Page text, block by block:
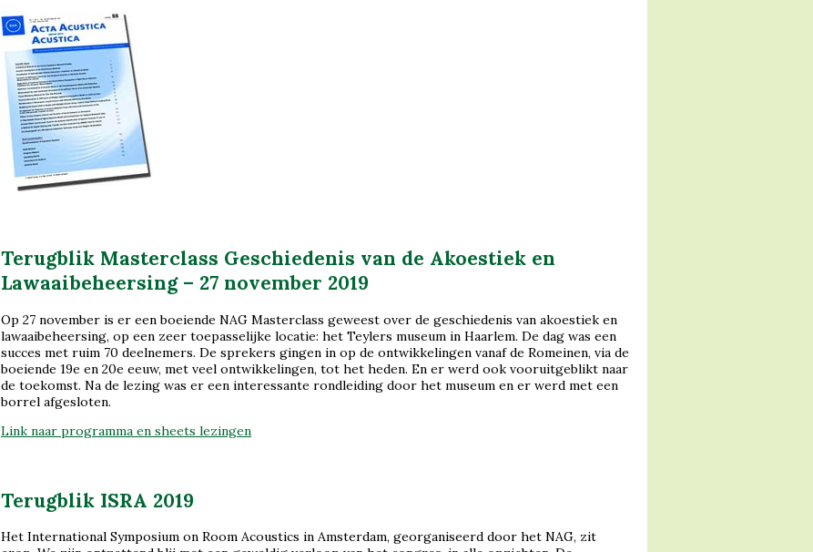
Terugblik Masterclass Geschiedenis van de Akoestiek en
Lawaaibeheersing – 27 november 2019
Op 27 november is er een boeiende NAG Masterclass geweest over de geschiedenis van akoestiek en
lawaaibeheersing, op een zeer toepasselijke locatie: het Teylers museum in Haarlem. De dag was een
succes met ruim 70 deelnemers. De sprekers gingen in op de ontwikkelingen vanaf de Romeinen, via de
boeiende 19e en 20e eeuw, met veel ontwikkelingen, tot het heden. En er werd ook vooruitgeblikt naar
de toekomst. Na de lezing was er een interessante rondleiding door het museum en er werd met een
borrel afgesloten.
Link naar programma en sheets lezingen
Terugblik ISRA 2019
Het International Symposium on Room Acoustics in Amsterdam, georganiseerd door het NAG, zit